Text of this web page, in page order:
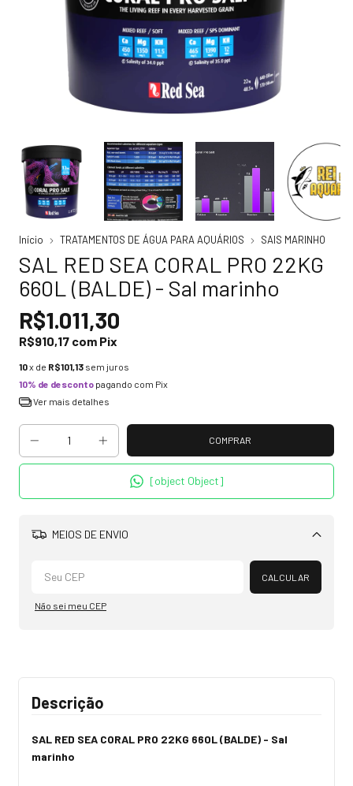
Início TRATAMENTOS DE ÁGUA PARA AQUÁRIOS SAIS MARINHO
SAL RED SEA CORAL PRO 22KG
660L (BALDE) - Sal marinho
R$1.011,30
R$910,17 com Pix
10x de R$101,13 sem juros
10% de desconto pagando com Pix
Ver mais detalhes
[object Object]
MEIOS DE ENVIO
Alterar CEP
CALCULAR
Não sei meu CEP
Descrição
SAL RED SEA CORAL PRO 22KG 660L (BALDE) - Sal
marinho